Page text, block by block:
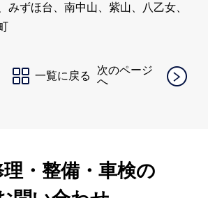
みずほ台、南中山、紫山、八乙女、
一覧に戻る
次のページ
へ
・整備・車検の